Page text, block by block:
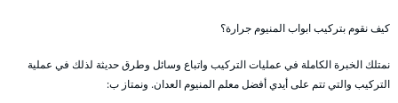
كيف نقوم بتركيب ابواب المنيوم جرارة؟
نمتلك الخبرة الكاملة في عمليات التركيب واتباع وسائل وطرق حديثة لذلك في عملية
التركيب والتي تتم على أيدي أفضل معلم المنيوم العدان. ونمتاز ب: